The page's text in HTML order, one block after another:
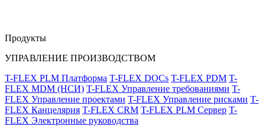
Продукты
УПРАВЛЕНИЕ ПРОИЗВОДСТВОМ
T-FLEX PLM Платформа T-FLEX DOCs T-FLEX PDM T-
FLEX MDM (НСИ) T-FLEX Управление требованиями T-
FLEX Управление проектами T-FLEX Управление рисками T-
FLEX Канцелярия T-FLEX CRM T-FLEX PLM Сервер T-
FLEX Электронные руководства